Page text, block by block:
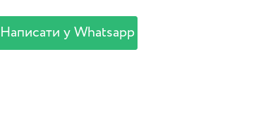
Написати у Whatsapp